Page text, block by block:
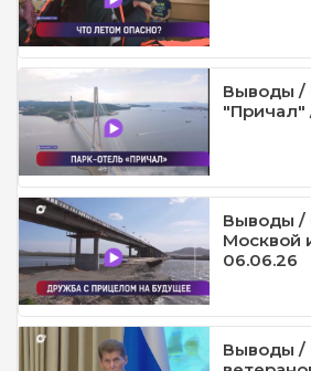
Выводы /
"Причал"
Выводы /
Москвой
06.06.26
Выводы /